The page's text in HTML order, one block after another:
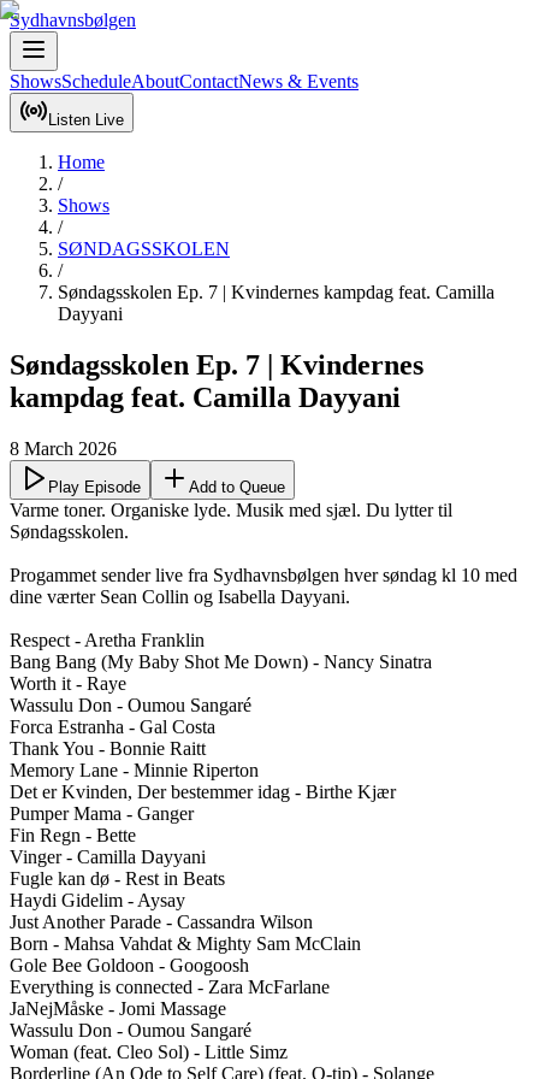
Sydhavnsbølgen
ShowsScheduleAboutContactNews & Events
Listen Live
Home
/
Shows
/
SØNDAGSSKOLEN
/
Søndagsskolen Ep. 7 | Kvindernes kampdag feat. Camilla
Dayyani
Søndagsskolen Ep. 7 | Kvindernes
kampdag feat. Camilla Dayyani
8 March 2026
Play Episode Add to Queue
Varme toner. Organiske lyde. Musik med sjæl. Du lytter til
Søndagsskolen.
Progammet sender live fra Sydhavnsbølgen hver søndag kl 10 med
dine værter Sean Collin og Isabella Dayyani.
Respect - Aretha Franklin
Bang Bang (My Baby Shot Me Down) - Nancy Sinatra
Worth it - Raye
Wassulu Don - Oumou Sangaré
Forca Estranha - Gal Costa
Thank You - Bonnie Raitt
Memory Lane - Minnie Riperton
Det er Kvinden, Der bestemmer idag - Birthe Kjær
Pumper Mama - Ganger
Fin Regn - Bette
Vinger - Camilla Dayyani
Fugle kan dø - Rest in Beats
Haydi Gidelim - Aysay
Just Another Parade - Cassandra Wilson
Born - Mahsa Vahdat & Mighty Sam McClain
Gole Bee Goldoon - Googoosh
Everything is connected - Zara McFarlane
JaNejMåske - Jomi Massage
Wassulu Don - Oumou Sangaré
Woman (feat. Cleo Sol) - Little Simz
Borderline (An Ode to Self Care) (feat. Q-tip) - Solange